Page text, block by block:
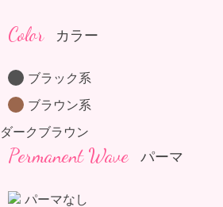
Color カラー
ブラック系
ブラウン系
ダークブラウン
Permanent Wave パーマ
パーマなし